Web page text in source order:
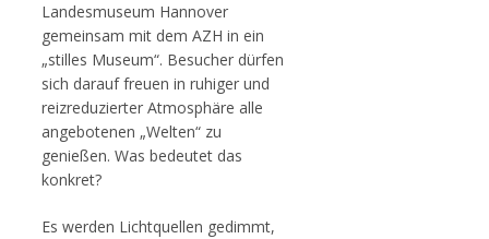
Landesmuseum Hannover
gemeinsam mit dem AZH in ein
„stilles Museum“. Besucher dürfen
sich darauf freuen in ruhiger und
reizreduzierter Atmosphäre alle
angebotenen „Welten“ zu
genießen. Was bedeutet das
konkret?
Es werden Lichtquellen gedimmt,